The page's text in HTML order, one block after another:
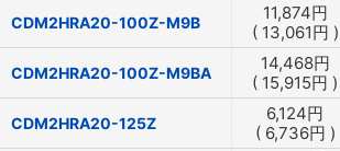
CDM2HRA20-100Z-M9B 11,874円
( 13,061円 )
CDM2HRA20-100Z-M9BA 14,468円
( 15,915円 )
CDM2HRA20-125Z 6,124円
( 6,736円 )